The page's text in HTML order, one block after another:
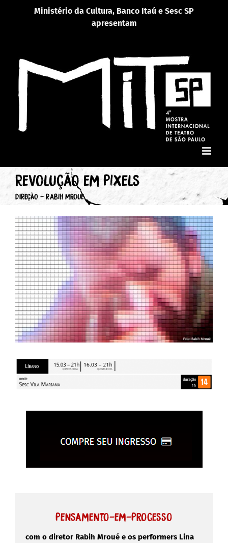
Ministério da Cultura, Banco Itaú e Sesc SP
apresentam
Revolução em Pixels
DIREÇÃO - Rabih Mroué
View
Larger
Image
Pensamento-em-Processo
com o diretor Rabih Mroué e os performers Lina